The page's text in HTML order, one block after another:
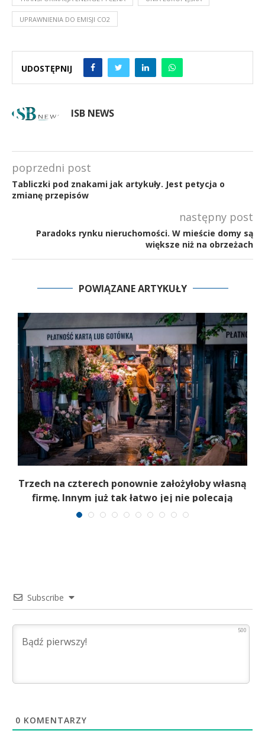
UPRAWNIENIA DO EMISJI CO2
UDOSTĘPNIJ
ISB NEWS
poprzedni post
Tabliczki pod znakami jak artykuły. Jest petycja o
zmianę przepisów
następny post
Paradoks rynku nieruchomości. W mieście domy są
większe niż na obrzeżach
POWIĄZANE ARTYKUŁY
Trzech na czterech ponownie założyłoby własną
firmę. Innym już tak łatwo jej nie polecają
Subscribe
500
0 KOMENTARZY